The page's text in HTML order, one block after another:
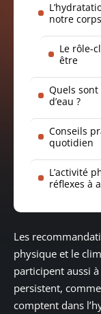
notre
Le rôle-
être
Quels sont
d’eau ?
Conseils
quotidien
L’activité
réflexes à
Les
physique et le
participent aussi
persistent,
comptent dans